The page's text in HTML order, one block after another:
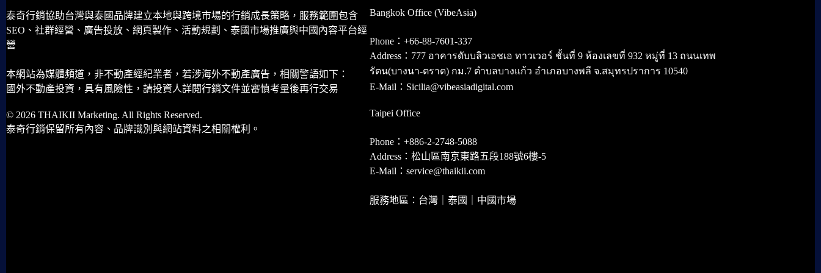
泰奇行銷協助台灣與泰國品牌建立本地與跨境市場的行銷成長策略，服務範圍包含
SEO、社群經營、廣告投放、網頁製作、活動規劃、泰國市場推廣與中國內容平台經
營
本網站為媒體頻道，非不動產經紀業者，若涉海外不動產廣告，相關警語如下：
國外不動產投資，具有風險性，請投資人詳閱行銷文件並審慎考量後再行交易
© 2026 THAIKII Marketing. All Rights Reserved.
泰奇行銷保留所有內容、品牌識別與網站資料之相關權利。
Bangkok Office (VibeAsia)
Phone：+66-88-7601-337
Address：777 อาคารดับบลิวเอชเอ ทาวเวอร์ ชั้นที่ 9 ห้องเลขที่ 932 หมู่ที่ 13 ถนนเทพ
รัตน(บางนา-ตราด) กม.7 ตำบลบางแก้ว อำเภอบางพลี จ.สมุทรปราการ 10540
E-Mail：Sicilia@vibeasiadigital.com
Taipei Office
Phone：+886-2-2748-5088
Address：松山區南京東路五段188號6樓-5
E-Mail：service@thaikii.com
服務地區：台灣｜泰國｜中國市場